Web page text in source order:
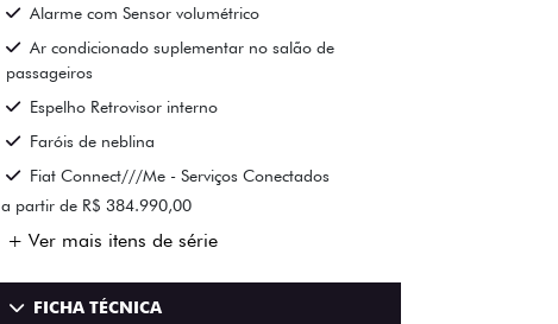
Alarme com Sensor volumétrico
Ar condicionado suplementar no salão de
passageiros
Espelho Retrovisor interno
Faróis de neblina
Fiat Connect///Me - Serviços Conectados
a partir de R$ 384.990,00
+ Ver mais itens de série
FICHA TÉCNICA